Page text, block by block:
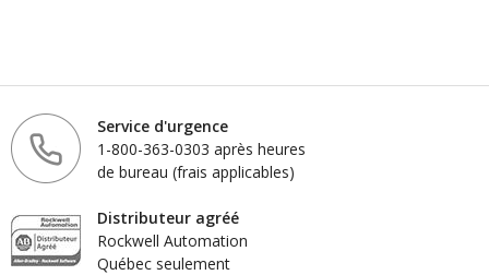
Service d'urgence
1-800-363-0303 après heures
de bureau (frais applicables)
Distributeur agréé
Rockwell Automation
Québec seulement